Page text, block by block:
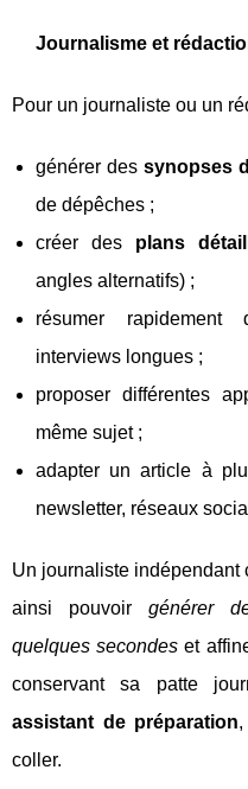
Journalisme et
Pour un journaliste ou un
générer dessynopses
de dépêches ;
créer des plans
angles alternatifs) ;
résumer
interviews longues ;
proposer différentes
même sujet ;
adapter un article à
newsletter, réseaux
Un journaliste indépendant
ainsi pouvoir générer
quelques secondes et
conservant sa patte
assistant de préparation
coller.